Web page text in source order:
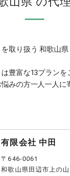
取り扱う 和歌山
豊富な13プランを
みの方一人一人に
有限会社 中田
〒646-0061
和歌山県田辺市上の